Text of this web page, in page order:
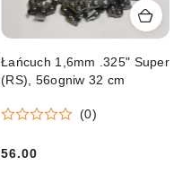
Łańcuch 1,6mm .325" Super
(RS), 56ogniw 32 cm
(0)
Cena:
56.00